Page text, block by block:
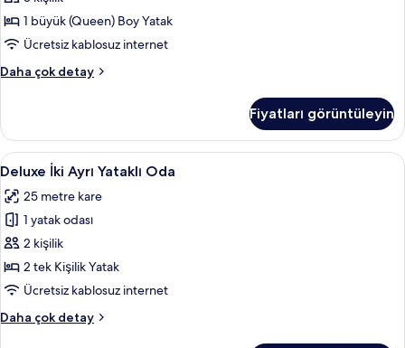
1 büyük (Queen) Boy Yatak
Ücretsiz kablosuz internet
Daha çok detay
Süit
detay
Fiyatları görüntüleyin
Deluxe
İki
Ayrı
Yataklı
Oda
için
tüm
görün
Kaliteli yatak takımı, minibar, odada
5
Deluxe İki Ayrı Yataklı Oda
25 metre kare
1 yatak odası
2 kişilik
2 tek Kişilik Yatak
Ücretsiz kablosuz internet
Daha çok detay
Deluxe